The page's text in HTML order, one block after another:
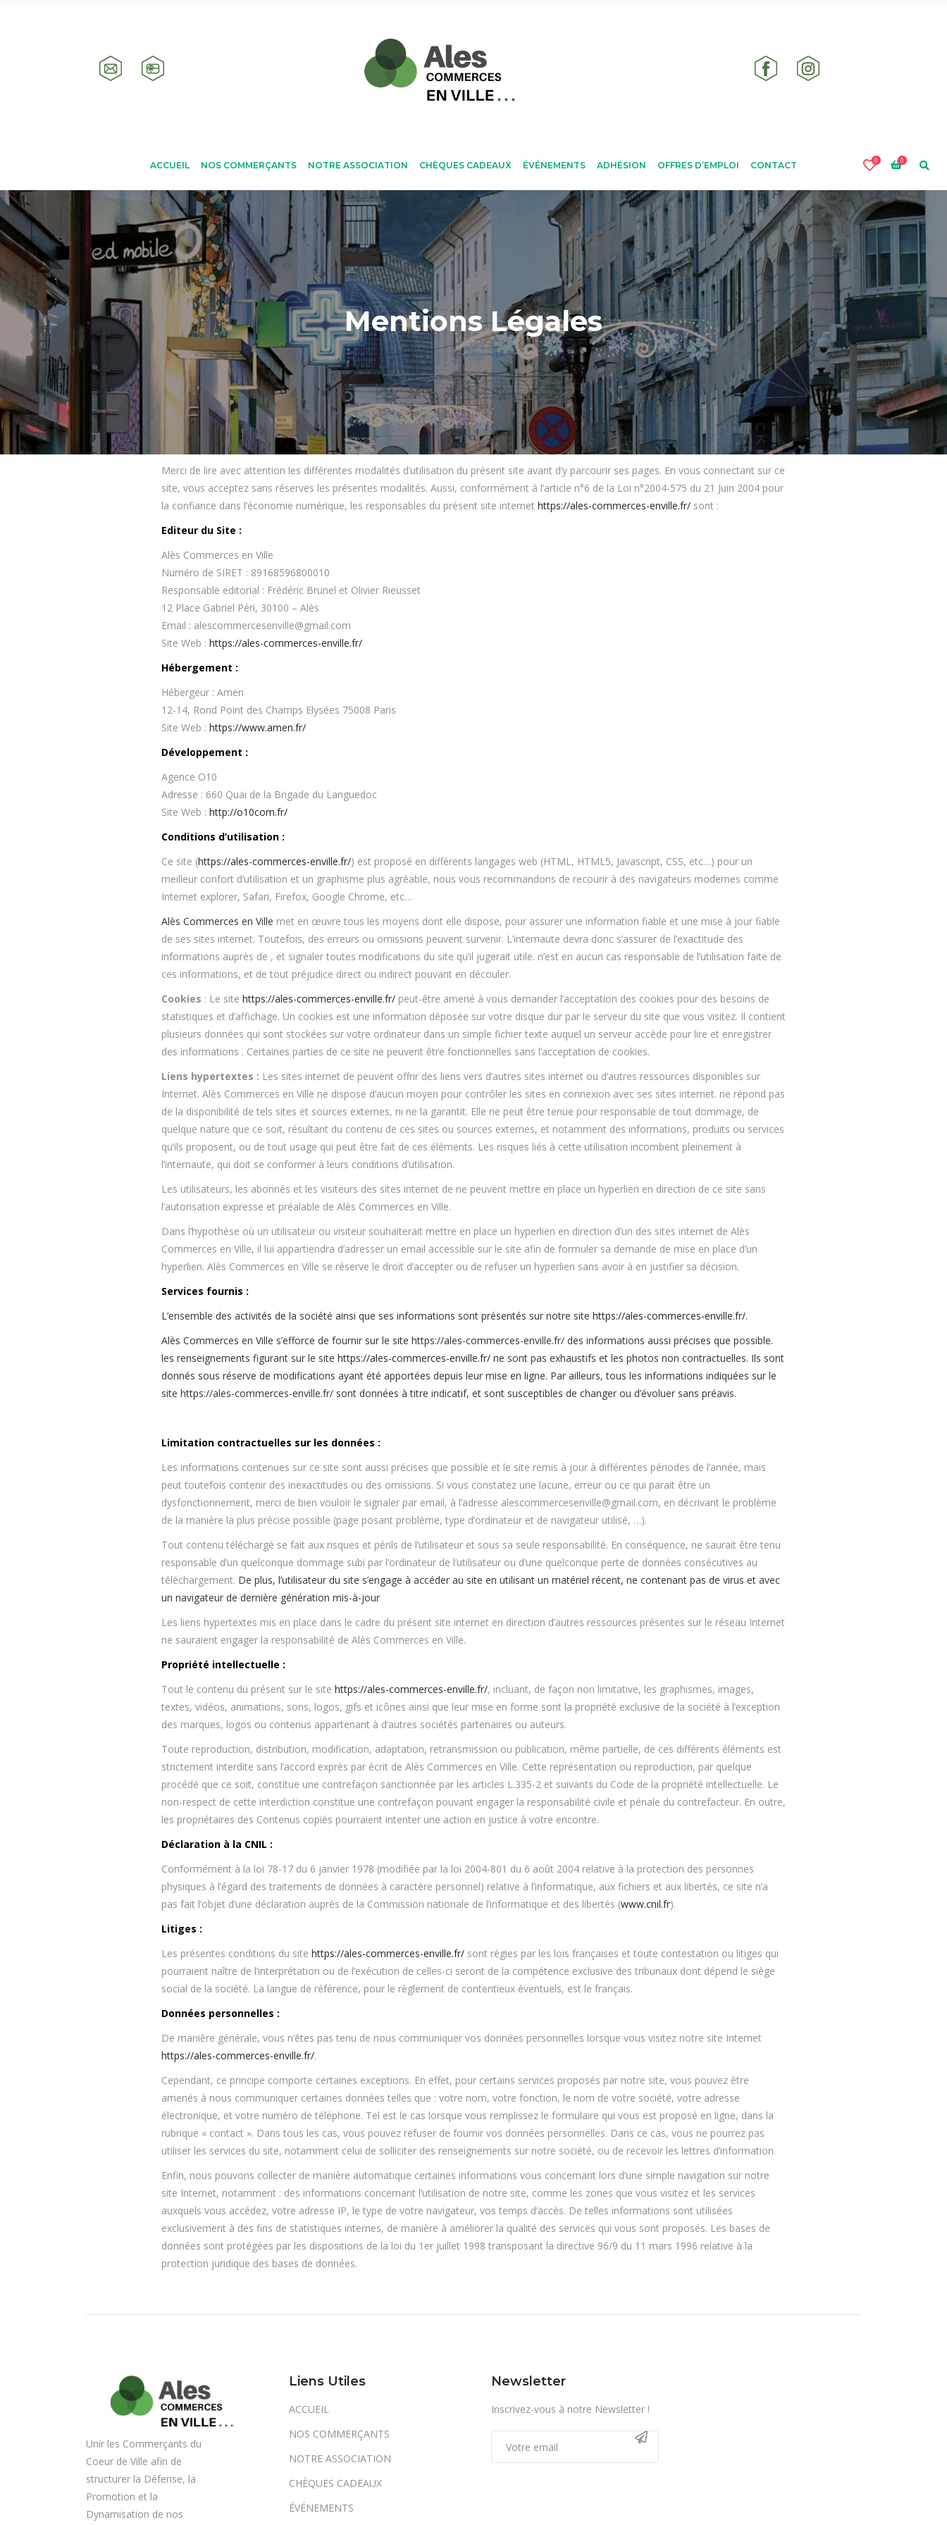
ACCUEIL NOS COMMERÇANTS NOTRE ASSOCIATION CHÈQUES CADEAUX ÉVÉNEMENTS ADHÉSION OFFRES D’EMPLOI CONTACT 0 0
Mentions Légales
Merci de lire avec attention les différentes modalités d’utilisation du présent site avant d’y parcourir ses pages. En vous connectant sur ce
site, vous acceptez sans réserves les présentes modalités. Aussi, conformément à l’article n°6 de la Loi n°2004-575 du 21 Juin 2004 pour
la confiance dans l’économie numérique, les responsables du présent site internet https://ales-commerces-enville.fr/ sont :
Editeur du Site :
Alès Commerces en Ville
Numéro de SIRET : 89168596800010
Responsable editorial : Frédéric Brunel et Olivier Rieusset
12 Place Gabriel Péri, 30100 – Alès
Email : alescommercesenville@gmail.com
Site Web : https://ales-commerces-enville.fr/
Hébergement :
Hébergeur : Amen
12-14, Rond Point des Champs Elysées 75008 Paris
Site Web : https://www.amen.fr/
Développement :
Agence O10
Adresse : 660 Quai de la Brigade du Languedoc
Site Web : http://o10com.fr/
Conditions d’utilisation :
Ce site (https://ales-commerces-enville.fr/) est proposé en différents langages web (HTML, HTML5, Javascript, CSS, etc…) pour un
meilleur confort d’utilisation et un graphisme plus agréable, nous vous recommandons de recourir à des navigateurs modernes comme
Internet explorer, Safari, Firefox, Google Chrome, etc…
Alès Commerces en Ville met en œuvre tous les moyens dont elle dispose, pour assurer une information fiable et une mise à jour fiable
de ses sites internet. Toutefois, des erreurs ou omissions peuvent survenir. L’internaute devra donc s’assurer de l’exactitude des
informations auprès de , et signaler toutes modifications du site qu’il jugerait utile. n’est en aucun cas responsable de l’utilisation faite de
ces informations, et de tout préjudice direct ou indirect pouvant en découler.
Cookies : Le site https://ales-commerces-enville.fr/ peut-être amené à vous demander l’acceptation des cookies pour des besoins de
statistiques et d’affichage. Un cookies est une information déposée sur votre disque dur par le serveur du site que vous visitez. Il contient
plusieurs données qui sont stockées sur votre ordinateur dans un simple fichier texte auquel un serveur accède pour lire et enregistrer
des informations . Certaines parties de ce site ne peuvent être fonctionnelles sans l’acceptation de cookies.
Liens hypertextes : Les sites internet de peuvent offrir des liens vers d’autres sites internet ou d’autres ressources disponibles sur
Internet. Alès Commerces en Ville ne dispose d’aucun moyen pour contrôler les sites en connexion avec ses sites internet. ne répond pas
de la disponibilité de tels sites et sources externes, ni ne la garantit. Elle ne peut être tenue pour responsable de tout dommage, de
quelque nature que ce soit, résultant du contenu de ces sites ou sources externes, et notamment des informations, produits ou services
qu’ils proposent, ou de tout usage qui peut être fait de ces éléments. Les risques liés à cette utilisation incombent pleinement à
l’internaute, qui doit se conformer à leurs conditions d’utilisation.
Les utilisateurs, les abonnés et les visiteurs des sites internet de ne peuvent mettre en place un hyperlien en direction de ce site sans
l’autorisation expresse et préalable de Alès Commerces en Ville.
Dans l’hypothèse où un utilisateur ou visiteur souhaiterait mettre en place un hyperlien en direction d’un des sites internet de Alès
Commerces en Ville, il lui appartiendra d’adresser un email accessible sur le site afin de formuler sa demande de mise en place d’un
hyperlien. Alès Commerces en Ville se réserve le droit d’accepter ou de refuser un hyperlien sans avoir à en justifier sa décision.
Services fournis :
L’ensemble des activités de la société ainsi que ses informations sont présentés sur notre site https://ales-commerces-enville.fr/.
Alès Commerces en Ville s’efforce de fournir sur le site https://ales-commerces-enville.fr/ des informations aussi précises que possible.
les renseignements figurant sur le site https://ales-commerces-enville.fr/ ne sont pas exhaustifs et les photos non contractuelles. Ils sont
donnés sous réserve de modifications ayant été apportées depuis leur mise en ligne. Par ailleurs, tous les informations indiquées sur le
site https://ales-commerces-enville.fr/ sont données à titre indicatif, et sont susceptibles de changer ou d’évoluer sans préavis.
Limitation contractuelles sur les données :
Les informations contenues sur ce site sont aussi précises que possible et le site remis à jour à différentes périodes de l’année, mais
peut toutefois contenir des inexactitudes ou des omissions. Si vous constatez une lacune, erreur ou ce qui parait être un
dysfonctionnement, merci de bien vouloir le signaler par email, à l’adresse alescommercesenville@gmail.com, en décrivant le problème
de la manière la plus précise possible (page posant problème, type d’ordinateur et de navigateur utilisé, …).
Tout contenu téléchargé se fait aux risques et périls de l’utilisateur et sous sa seule responsabilité. En conséquence, ne saurait être tenu
responsable d’un quelconque dommage subi par l’ordinateur de l’utilisateur ou d’une quelconque perte de données consécutives au
téléchargement. De plus, l’utilisateur du site s’engage à accéder au site en utilisant un matériel récent, ne contenant pas de virus et avec
un navigateur de dernière génération mis-à-jour
Les liens hypertextes mis en place dans le cadre du présent site internet en direction d’autres ressources présentes sur le réseau Internet
ne sauraient engager la responsabilité de Alès Commerces en Ville.
Propriété intellectuelle :
Tout le contenu du présent sur le site https://ales-commerces-enville.fr/, incluant, de façon non limitative, les graphismes, images,
textes, vidéos, animations, sons, logos, gifs et icônes ainsi que leur mise en forme sont la propriété exclusive de la société à l’exception
des marques, logos ou contenus appartenant à d’autres sociétés partenaires ou auteurs.
Toute reproduction, distribution, modification, adaptation, retransmission ou publication, même partielle, de ces différents éléments est
strictement interdite sans l’accord exprès par écrit de Alès Commerces en Ville. Cette représentation ou reproduction, par quelque
procédé que ce soit, constitue une contrefaçon sanctionnée par les articles L.335-2 et suivants du Code de la propriété intellectuelle. Le
non-respect de cette interdiction constitue une contrefaçon pouvant engager la responsabilité civile et pénale du contrefacteur. En outre,
les propriétaires des Contenus copiés pourraient intenter une action en justice à votre encontre.
Déclaration à la CNIL :
Conformément à la loi 78-17 du 6 janvier 1978 (modifiée par la loi 2004-801 du 6 août 2004 relative à la protection des personnes
physiques à l’égard des traitements de données à caractère personnel) relative à l’informatique, aux fichiers et aux libertés, ce site n’a
pas fait l’objet d’une déclaration auprès de la Commission nationale de l’informatique et des libertés (www.cnil.fr).
Litiges :
Les présentes conditions du site https://ales-commerces-enville.fr/ sont régies par les lois françaises et toute contestation ou litiges qui
pourraient naître de l’interprétation ou de l’exécution de celles-ci seront de la compétence exclusive des tribunaux dont dépend le siège
social de la société. La langue de référence, pour le règlement de contentieux éventuels, est le français.
Données personnelles :
De manière générale, vous n’êtes pas tenu de nous communiquer vos données personnelles lorsque vous visitez notre site Internet
https://ales-commerces-enville.fr/.
Cependant, ce principe comporte certaines exceptions. En effet, pour certains services proposés par notre site, vous pouvez être
amenés à nous communiquer certaines données telles que : votre nom, votre fonction, le nom de votre société, votre adresse
électronique, et votre numéro de téléphone. Tel est le cas lorsque vous remplissez le formulaire qui vous est proposé en ligne, dans la
rubrique « contact ». Dans tous les cas, vous pouvez refuser de fournir vos données personnelles. Dans ce cas, vous ne pourrez pas
utiliser les services du site, notamment celui de solliciter des renseignements sur notre société, ou de recevoir les lettres d’information.
Enfin, nous pouvons collecter de manière automatique certaines informations vous concernant lors d’une simple navigation sur notre
site Internet, notamment : des informations concernant l’utilisation de notre site, comme les zones que vous visitez et les services
auxquels vous accédez, votre adresse IP, le type de votre navigateur, vos temps d’accès. De telles informations sont utilisées
exclusivement à des fins de statistiques internes, de manière à améliorer la qualité des services qui vous sont proposés. Les bases de
données sont protégées par les dispositions de la loi du 1er juillet 1998 transposant la directive 96/9 du 11 mars 1996 relative à la
protection juridique des bases de données.
Unir les Commerçants du
Coeur de Ville afin de
structurer la Défense, la
Promotion et la
Dynamisation de nos
Liens Utiles
ACCUEIL
NOS COMMERÇANTS
NOTRE ASSOCIATION
CHÈQUES CADEAUX
ÉVÉNEMENTS
Newsletter
Inscrivez-vous à notre Newsletter !